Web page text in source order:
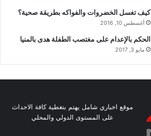
كيف تغسل الخضروات والفواكه بطريقة صحية؟
أغسطس 10, 2016
الحكم بالإعدام على مغتصب الطفلة هدى بالمنيا
مايو 3, 2017
موقع اخباري شامل يهتم بتغطية كافة الاحداث
على المستوى الدولي والمحلي